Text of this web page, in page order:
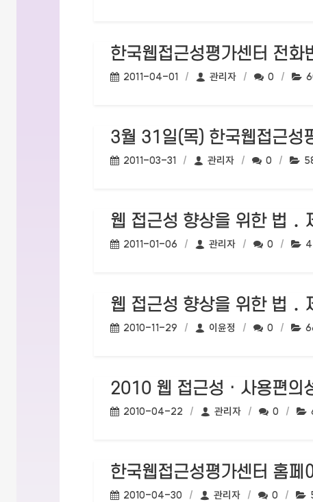
한국웹접근성평가센터 전화
작성일:
2011-04-01 작성자:
관리자 댓글수:
0
3월 31일(목) 한국웹접근성
작성일:
2011-03-31 작성자:
관리자 댓글수:
0
웹 접근성 향상을 위한 법 ․
작성일:
2011-01-06 작성자:
관리자 댓글수:
0
웹 접근성 향상을 위한 법 ․
작성일:
2010-11-29 작성자:
이윤정 댓글수:
0
2010 웹 접근성 · 사용편의
작성일:
2010-04-22 작성자:
관리자 댓글수:
0
한국웹접근성평가센터 홈페
작성일:
2010-04-30 작성자:
관리자 댓글수:
0